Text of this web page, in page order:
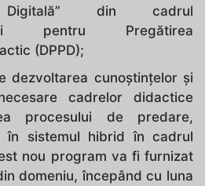
Digitală” din cadrul
pentru Pregătirea
(DPPD);
dezvoltarea cunoștințelor și
cadrelor didactice
procesului de predare,
în sistemul hibrid în cadrul
nou program va fi furnizat
domeniu, începând cu luna